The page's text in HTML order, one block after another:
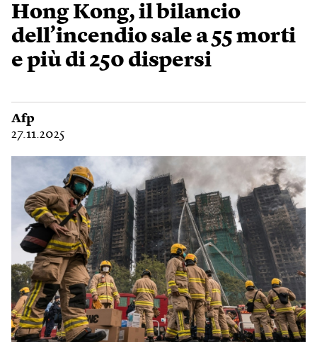
Hong Kong, il bilancio
dell’incendio sale a 55 morti
e più di 250 dispersi
Afp
27.11.2025